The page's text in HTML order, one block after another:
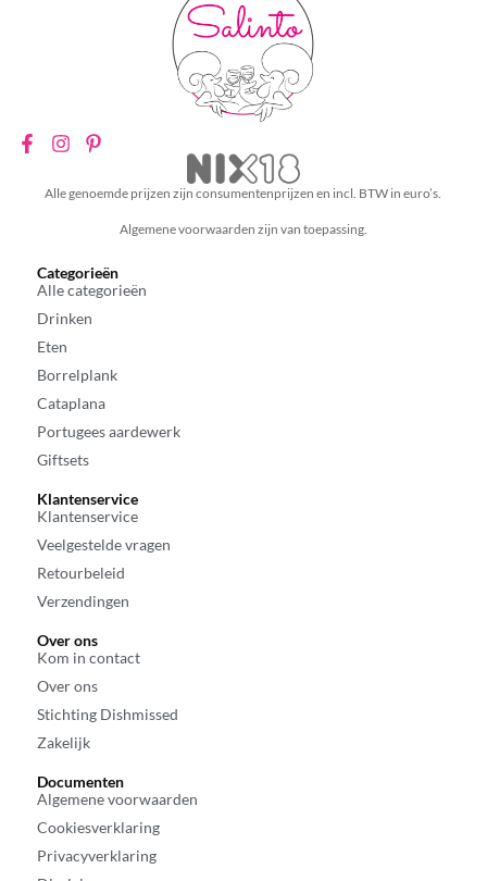
Alle genoemde prijzen zijn consumentenprijzen en incl. BTW in euro’s.
Algemene voorwaarden zijn van toepassing.
Categorieën
Alle categorieën
Drinken
Eten
Borrelplank
Cataplana
Portugees aardewerk
Giftsets
Klantenservice
Klantenservice
Veelgestelde vragen
Retourbeleid
Verzendingen
Over ons
Kom in contact
Over ons
Stichting Dishmissed
Zakelijk
Documenten
Algemene voorwaarden
Cookiesverklaring
Privacyverklaring